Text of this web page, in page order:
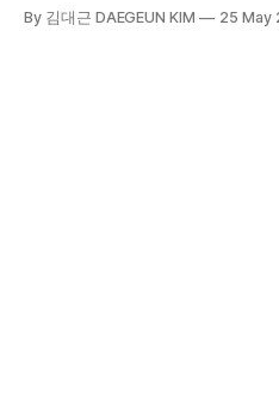
람이 너무 으스대거나 들뜬 마음
By 김대근 DAEGEUN KIM 25 May